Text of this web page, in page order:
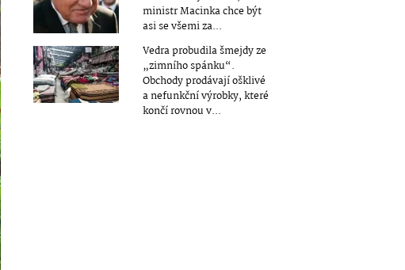
ministr Macinka chce být
asi se všemi za...
Vedra probudila šmejdy ze
„zimního spánku“.
Obchody prodávají ošklivé
a nefunkční výrobky, které
končí rovnou v...